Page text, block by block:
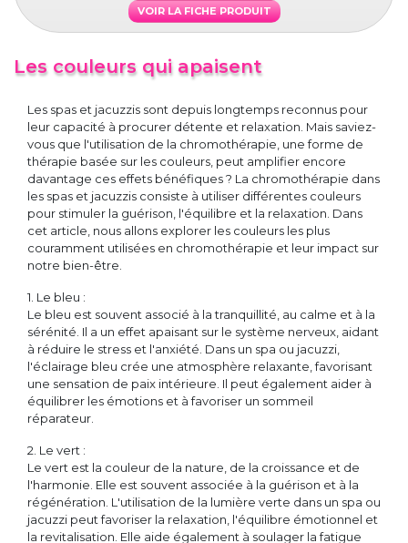
VOIR LA FICHE PRODUIT
Les couleurs qui apaisent
Les spas et jacuzzis sont depuis longtemps reconnus pour
leur capacité à procurer détente et relaxation. Mais saviez-
vous que l'utilisation de la chromothérapie, une forme de
thérapie basée sur les couleurs, peut amplifier encore
davantage ces effets bénéfiques ? La chromothérapie dans
les spas et jacuzzis consiste à utiliser différentes couleurs
pour stimuler la guérison, l'équilibre et la relaxation. Dans
cet article, nous allons explorer les couleurs les plus
couramment utilisées en chromothérapie et leur impact sur
notre bien-être.
1. Le bleu :
Le bleu est souvent associé à la tranquillité, au calme et à la
sérénité. Il a un effet apaisant sur le système nerveux, aidant
à réduire le stress et l'anxiété. Dans un spa ou jacuzzi,
l'éclairage bleu crée une atmosphère relaxante, favorisant
une sensation de paix intérieure. Il peut également aider à
équilibrer les émotions et à favoriser un sommeil
réparateur.
2. Le vert :
Le vert est la couleur de la nature, de la croissance et de
l'harmonie. Elle est souvent associée à la guérison et à la
régénération. L'utilisation de la lumière verte dans un spa ou
jacuzzi peut favoriser la relaxation, l'équilibre émotionnel et
la revitalisation. Elle aide également à soulager la fatigue